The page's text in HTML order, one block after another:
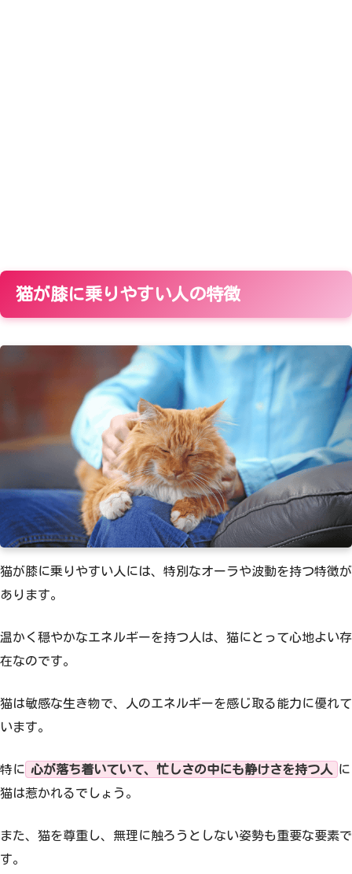
猫が膝に乗りやすい人の特徴
猫が膝に乗りやすい人には、特別なオーラや波動を持つ特徴が
あります。
温かく穏やかなエネルギーを持つ人は、猫にとって心地よい存
在なのです。
猫は敏感な生き物で、人のエネルギーを感じ取る能力に優れて
います。
特に 心が落ち着いていて、忙しさの中にも静けさを持つ人
に
猫は惹かれるでしょう。
また、猫を尊重し、無理に触ろうとしない姿勢も重要な要素で
す。